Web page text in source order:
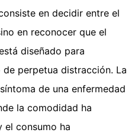
en decidir entre el
en reconocer que el
diseñado para
perpetua distracción. La
de una enfermedad
la comodidad ha
el consumo ha